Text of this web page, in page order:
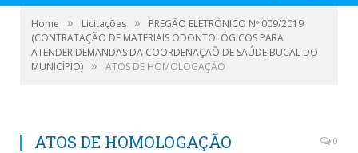
Home » Licitações »
PREGÃO ELETRÔNICO Nº 009/2019
(CONTRATAÇÃO DE MATERIAIS ODONTOLÓGICOS PARA
ATENDER DEMANDAS DA COORDENAÇAÕ DE SAÚDE BUCAL DO
MUNICÍPIO) » ATOS DE HOMOLOGAÇÃO
ATOS DE HOMOLOGAÇÃO 0